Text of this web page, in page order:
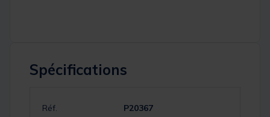
Spécifications
Réf.
P20367